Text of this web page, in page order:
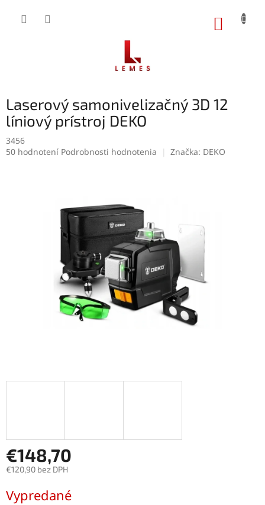
Laserový samonivelizačný 3D 12
líniový prístroj DEKO
3456
Priemerné
50 hodnotení Podrobnosti hodnotenia Značka: DEKO
€148,70
€120,90 bez DPH
cena:
Vypredané